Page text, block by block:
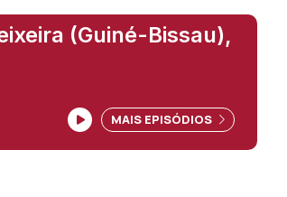
(Guiné-Bissau),
MAIS EPISÓDIOS